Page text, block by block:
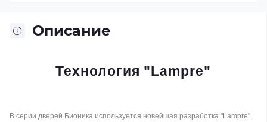
Описание
Технология "Lampre"
В серии дверей Бионика используется новейшая разработка "Lampre".